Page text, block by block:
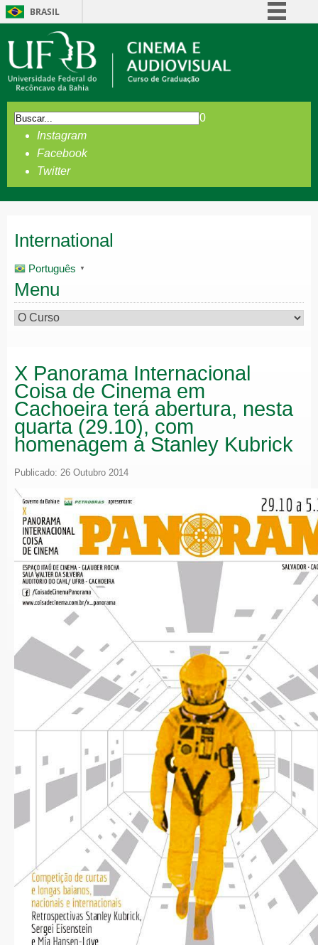
BRASIL
Comunica BR
Acesso à informação
Legislação
0
Instagram
Facebook
Twitter
International
Português ▼
Menu
X Panorama Internacional
Coisa de Cinema em
Cachoeira terá abertura, nesta
quarta (29.10), com
homenagem à Stanley Kubrick
Publicado: 26 Outubro 2014